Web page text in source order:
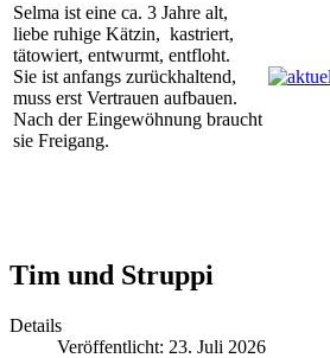
Selma ist eine ca. 3 Jahre alt,
liebe ruhige Kätzin, kastriert,
tätowiert, entwurmt, entfloht.
Sie ist anfangs zurückhaltend,
muss erst Vertrauen aufbauen.
Nach der Eingewöhnung braucht
sie Freigang.
Tim und Struppi
Details
Veröffentlicht: 23. Juli 2026